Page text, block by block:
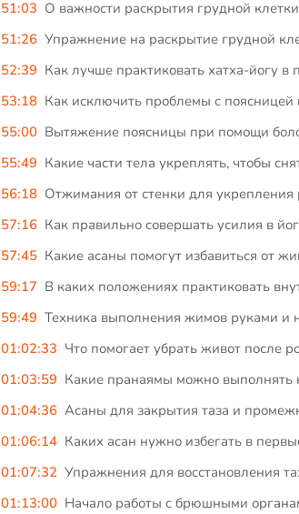
51:03 О важности раскрытия грудной
51:26 Упражнение на раскрытие грудной
52:39 Как лучше практиковать хатха-йогу в
53:18 Как исключить проблемы с поясницей
55:00 Вытяжение поясницы при помощи
55:49 Какие части тела укреплять, чтобы
56:18 Отжимания от стенки для укрепления
57:16 Как правильно совершать усилия в
57:45 Какие асаны помогут избавиться от
59:17 В каких положениях практиковать
59:49 Техника выполнения жимов руками и
01:02:33 Что помогает убрать живот после
01:03:59 Какие пранаямы можно выполнять
01:04:36 Асаны для закрытия таза и
01:06:14 Каких асан нужно избегать в
01:07:32 Упражнения для восстановления
01:13:00 Начало работы с брюшными